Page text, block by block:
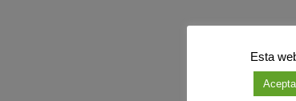
Esta